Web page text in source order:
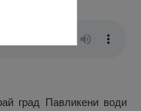
град Павликени води